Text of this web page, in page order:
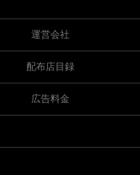
運営会社
配布店目録
広告料金